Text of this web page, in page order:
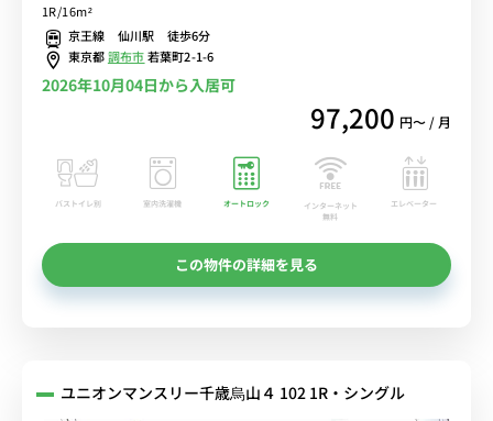
洗濯機や冷蔵庫など生活家電のあるお部屋■選べるWi-Fi格安レンタ
ル中！
1R/16m²
京王線 仙川駅 徒歩6分
東京都調布市若葉町2-1-6
2026年10月04日から入居可
97,200 円〜 / 月
バストイレ別 室内洗濯機 オートロック
インターネット
無料
エレベーター
この物件の詳細を見る
ユニオンマンスリー千歳烏山４ 102 1R・シングル